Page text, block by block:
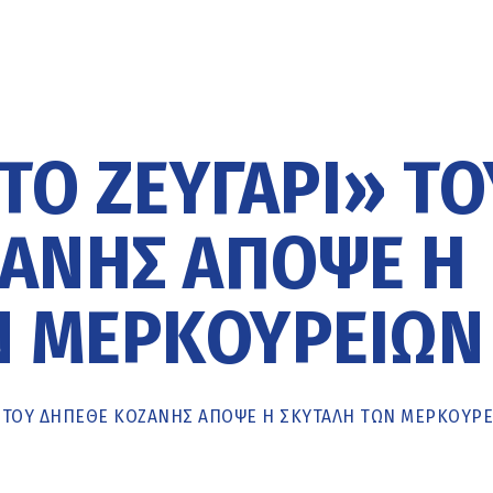
ΖΕΥΓΆΡΙ»
ΑΠΌΨΕ Η
ΜΕΡΚΟΥΡΕΊΩΝ
ΤΟΥ ΔΗΠΕΘΕ ΚΟΖΆΝΗΣ ΑΠΌΨΕ Η ΣΚΥΤΆΛΗ ΤΩΝ